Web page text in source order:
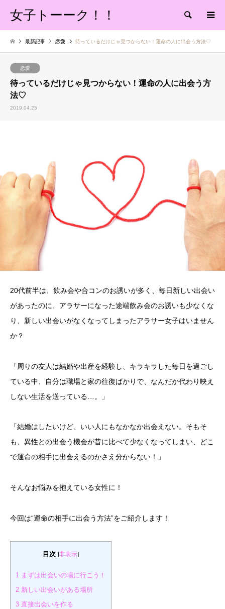
女子トーーク！！ 検索
最新記事 恋愛 待っているだけじゃ見つからない！運命の人に出会う方法♡
恋愛
待っているだけじゃ見つからない！運命の人に出会う方
法♡
2019.04.25
20代前半は、飲み会や合コンのお誘いが多く、毎日新しい出会い
があったのに、アラサーになった途端飲み会のお誘いも少なくな
り、新しい出会いがなくなってしまったアラサー女子はいません
か？
「周りの友人は結婚や出産を経験し、キラキラした毎日を過ごし
ている中、自分は職場と家の往復ばかりで、なんだか代わり映え
しない生活を送っている…。」
「結婚はしたいけど、いい人にもなかなか出会えない。そもそ
も、異性との出会う機会が昔に比べて少なくなってしまい、どこ
で運命の相手に出会えるのかさえ分からない！」
そんなお悩みを抱えている女性に！
今回は“運命の相手に出会う方法”をご紹介します！
目次 [非表示]
1 まずは出会いの場に行こう！
2 新しい出会いがある場所
3 直接出会いを作る